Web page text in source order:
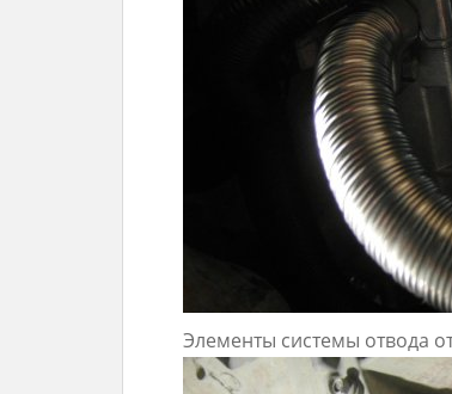
Элементы системы отвода